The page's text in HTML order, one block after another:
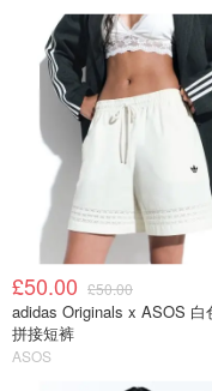
£50.00 £50.00
adidas Originals x ASOS 白
拼接短裤
ASOS